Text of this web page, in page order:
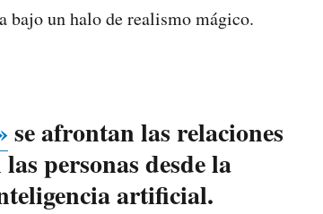
bajo un halo de realismo mágico.
se afrontan las relaciones
personas desde la
artificial.